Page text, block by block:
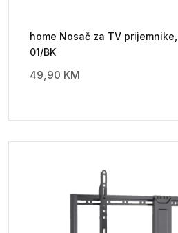
home Nosač za TV prijemnike,
01/BK
49,90 KM